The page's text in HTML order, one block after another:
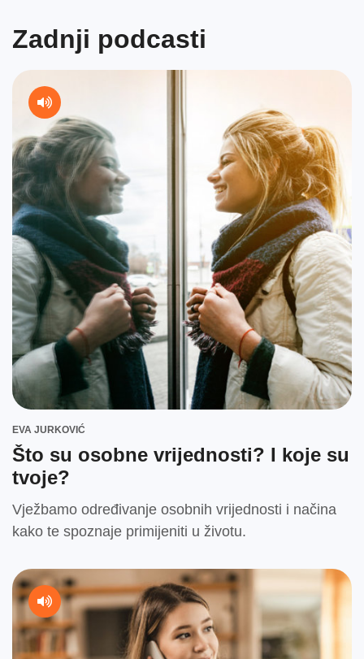
Zadnji podcasti
EVA JURKOVIĆ
Što su osobne vrijednosti? I koje su
tvoje?
Vježbamo određivanje osobnih vrijednosti i načina
kako te spoznaje primijeniti u životu.